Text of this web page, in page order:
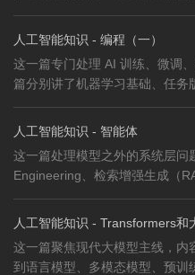
人工智能知识 - 编程（一）
这一篇专门处理 AI 训练、微调
篇分别讲了机器学习基础、任务
人工智能知识 - 智能体
这一篇处理模型之外的系统层
Engineering、检索增强生成（
人工智能知识 - Transformers和
这一篇聚焦现代大模型主线，
到语言模型、多模态模型、预训